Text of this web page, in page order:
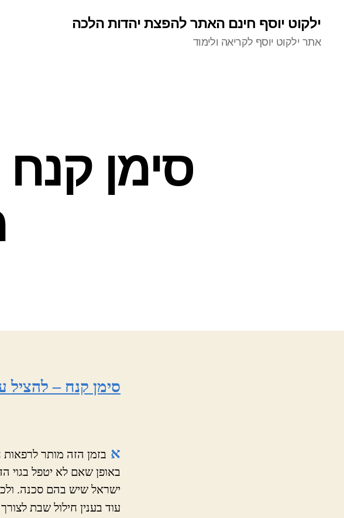
ילקוט יוסף חינם האתר להפצת יהדות הלכה
אתר ילקוט יוסף לקריאה ולימוד
סימן
סימן קנח – להציל
א בזמן הזה מותר לרפאות
באופן שאם לא יטפל בגוי
ישראל שיש בהם סכנה.
עוד בענין חילול שבת לצורך